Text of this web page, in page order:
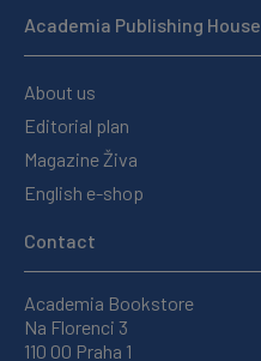
Academia Publishing House
About us
Editorial plan
Magazine Živa
English e-shop
Contact
Academia Bookstore
Na Florenci 3
110 00 Praha 1